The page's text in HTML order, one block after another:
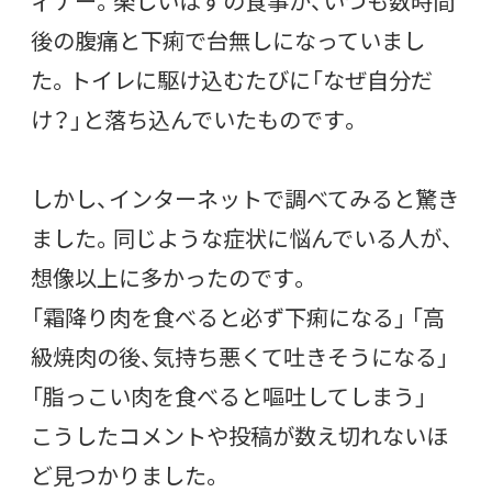
後の腹痛と下痢で台無しになっていまし
た。トイレに駆け込むたびに「なぜ自分だ
け？」と落ち込んでいたものです。
しかし、インターネットで調べてみると驚き
ました。同じような症状に悩んでいる人が、
想像以上に多かったのです。
「霜降り肉を食べると必ず下痢になる」 「高
級焼肉の後、気持ち悪くて吐きそうになる」
「脂っこい肉を食べると嘔吐してしまう」
こうしたコメントや投稿が数え切れないほ
ど見つかりました。